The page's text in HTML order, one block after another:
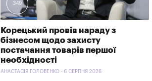
349
Корецький провів нараду з
бізнесом щодо захисту
постачання товарів першої
необхідності
АНАСТАСІЯ ГОЛОВЕНКО - 6 СЕРПНЯ 2026